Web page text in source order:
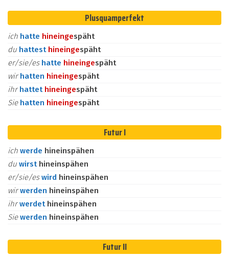
Plusquamperfekt
ich hatte hineingespäht
du hattest hineingespäht
er/sie/es hatte hineingespäht
wirhatten hineingespäht
ihrhattet hineingespäht
Sie hatten hineingespäht
Futur I
ich werde hineinspähen
du wirst hineinspähen
er/sie/eswird hineinspähen
wirwerden hineinspähen
ihrwerdet hineinspähen
Siewerden hineinspähen
Futur II